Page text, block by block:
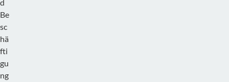
d
Be
sc
hä
fti
gu
ng